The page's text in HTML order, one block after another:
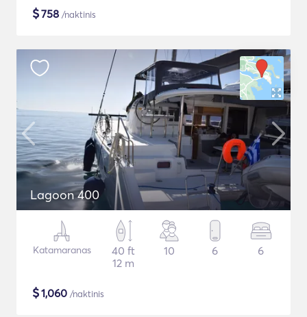
$758 /naktinis
Lagoon 400
Katamaranas
40 ft
12 m
10 6 6
$1,060 /naktinis